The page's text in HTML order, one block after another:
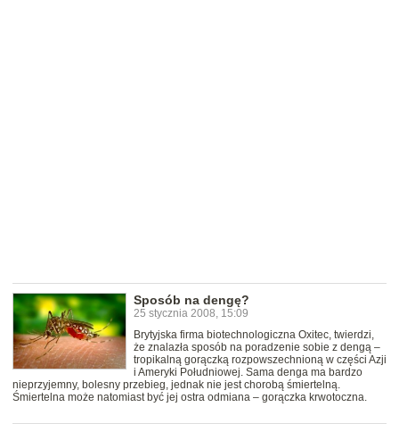
Sposób na dengę?
25 stycznia 2008, 15:09
Brytyjska firma biotechnologiczna Oxitec, twierdzi,
że znalazła sposób na poradzenie sobie z dengą –
tropikalną gorączką rozpowszechnioną w części Azji
i Ameryki Południowej. Sama denga ma bardzo
nieprzyjemny, bolesny przebieg, jednak nie jest chorobą śmiertelną.
Śmiertelna może natomiast być jej ostra odmiana – gorączka krwotoczna.